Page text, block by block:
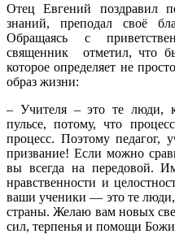
Отец Евгений поздравил
знаний, преподал своё
Обращаясь с
священник отметил, что
которое определяет не
образ жизни:
– Учителя – это те люди,
пульсе, потому, что
процесс. Поэтому педагог,
призвание! Если можно
вы всегда на передовой.
нравственности и
ваши ученики — это те
страны. Желаю вам новых
сил, терпенья и помощи